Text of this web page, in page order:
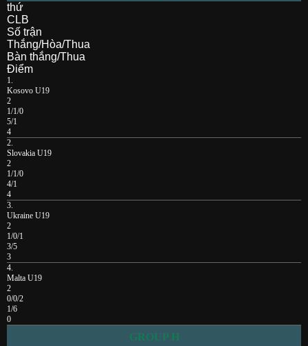
thứ
CLB
Số trận
Thắng/Hòa/Thua
Bàn thắng/Thua
Điểm
1.
Kosovo U19
2
1/1/0
5/1
4
2.
Slovakia U19
2
1/1/0
4/1
4
3.
Ukraine U19
2
1/0/1
3/5
3
4.
Malta U19
2
0/0/2
1/6
0
GROUP H